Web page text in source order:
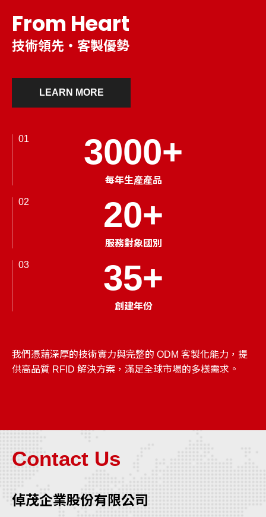
From Heart
技術領先・客製優勢
LEARN MORE
01 3000+
每年生產產品
02 20+
服務對象國別
03 35+
創建年份
我們憑藉深厚的技術實力與完整的 ODM 客製化能力，提
供高品質 RFID 解決方案，滿足全球市場的多樣需求。
Contact Us
倬茂企業股份有限公司